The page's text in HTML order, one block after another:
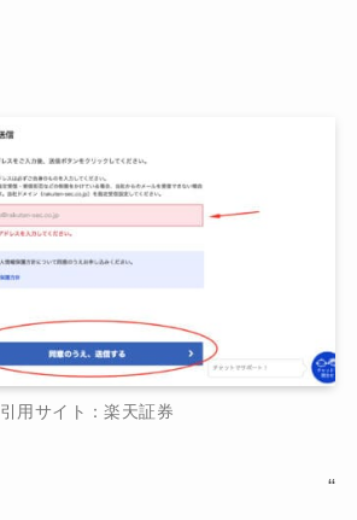
引用サイト：楽天証券
“